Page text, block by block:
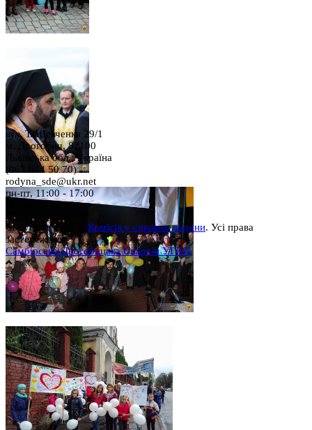
вул. Т. Шевченка 29/1
м. Дрогобич, 82100
Львівська обл., Україна
(067 674 50 70)
rodyna_sde@ukr.net
пн-пт, 11:00 - 17:00
сб, 9:00 - 15:00
Copyright © 2026 Комісія у справах родини. Усі права
застережено.
Самбірсько-Дрогобицька Єпархія УГКЦ